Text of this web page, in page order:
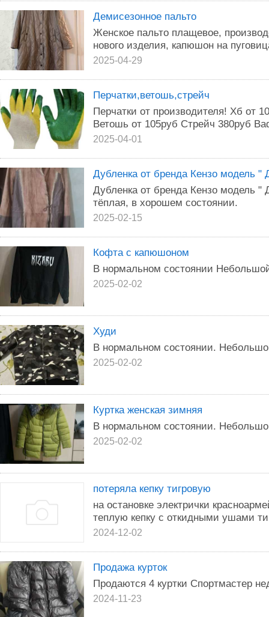
Демисезонное пальто
Женское пальто плащевое,
нового изделия, капюшон на
2025-04-29
Перчатки,ветошь,стрейч
Перчатки от производителя! Хб от
Ветошь от 105руб Стрейч 380руб
2025-04-01
Дубленка от бренда Кензо модель "
Дубленка от бренда Кензо модель "
тёплая, в хорошем состоянии.
2025-02-15
Кофта с капюшоном
В нормальном состоянии
2025-02-02
Худи
В нормальном состоянии.
2025-02-02
Куртка женская зимняя
В нормальном состоянии.
2025-02-02
потеряла кепку тигровую
на остановке электрички
теплую кепку с откидными ушами
2024-12-02
Продажа курток
Продаются 4 куртки Спортмастер
2024-11-23